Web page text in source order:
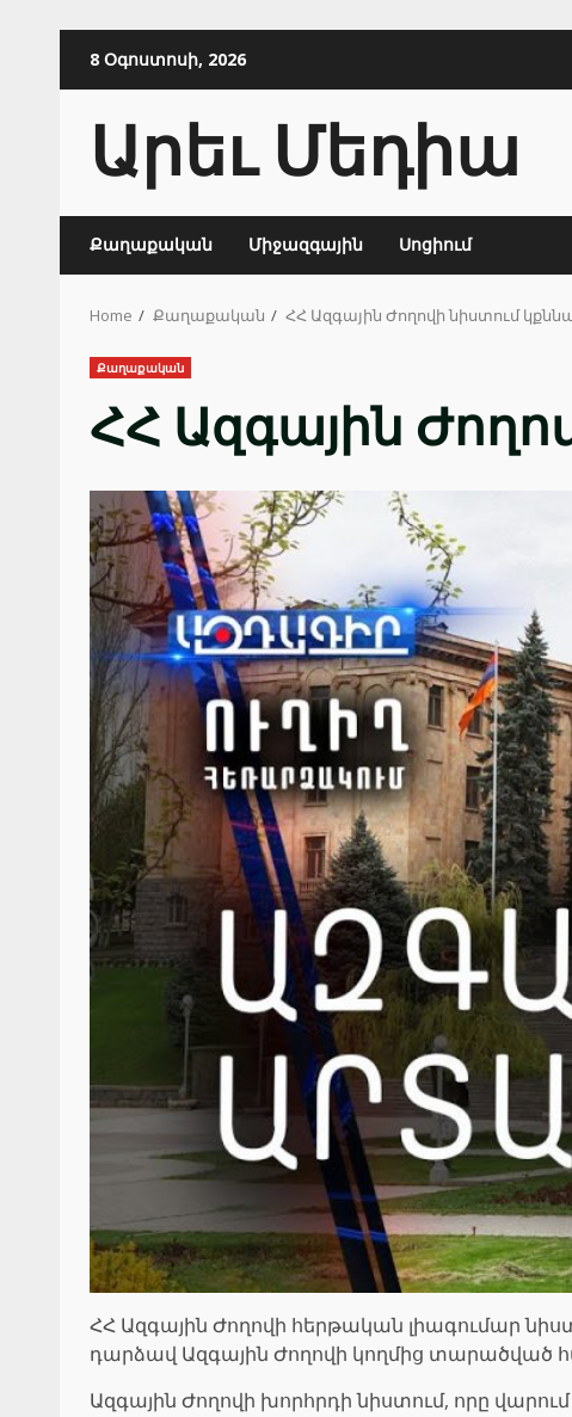
8 Օգոստոսի, 2026
Արեւ Մեդիա
Քաղաքական Միջազգային Սոցիում
Home Քաղաքական ՀՀ Ազգային Ժողովի նիստում
Քաղաքական
ՀՀ Ազգային
ՀՀ Ազգային Ժողովի հերթական լիագումար
դարձավ Ազգային Ժողովի կողմից տարածված
Ազգային Ժողովի խորհրդի նիստում, որը